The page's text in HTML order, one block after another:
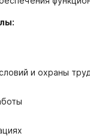
и охраны